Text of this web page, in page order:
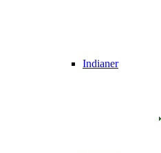
Indianer